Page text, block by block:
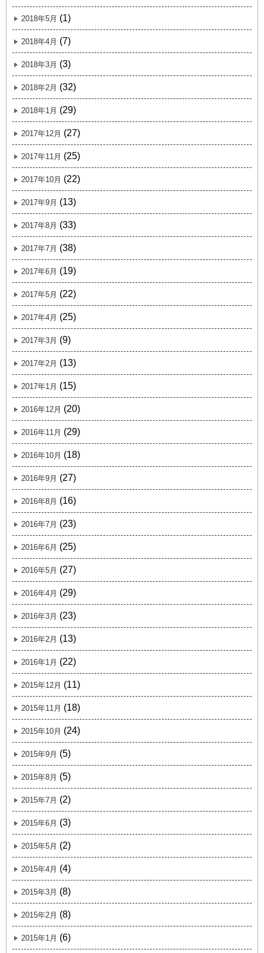
2018年5月 (1)
2018年4月 (7)
2018年3月 (3)
2018年2月 (32)
2018年1月 (29)
2017年12月 (27)
2017年11月 (25)
2017年10月 (22)
2017年9月 (13)
2017年8月 (33)
2017年7月 (38)
2017年6月 (19)
2017年5月 (22)
2017年4月 (25)
2017年3月 (9)
2017年2月 (13)
2017年1月 (15)
2016年12月 (20)
2016年11月 (29)
2016年10月 (18)
2016年9月 (27)
2016年8月 (16)
2016年7月 (23)
2016年6月 (25)
2016年5月 (27)
2016年4月 (29)
2016年3月 (23)
2016年2月 (13)
2016年1月 (22)
2015年12月 (11)
2015年11月 (18)
2015年10月 (24)
2015年9月 (5)
2015年8月 (5)
2015年7月 (2)
2015年6月 (3)
2015年5月 (2)
2015年4月 (4)
2015年3月 (8)
2015年2月 (8)
2015年1月 (6)